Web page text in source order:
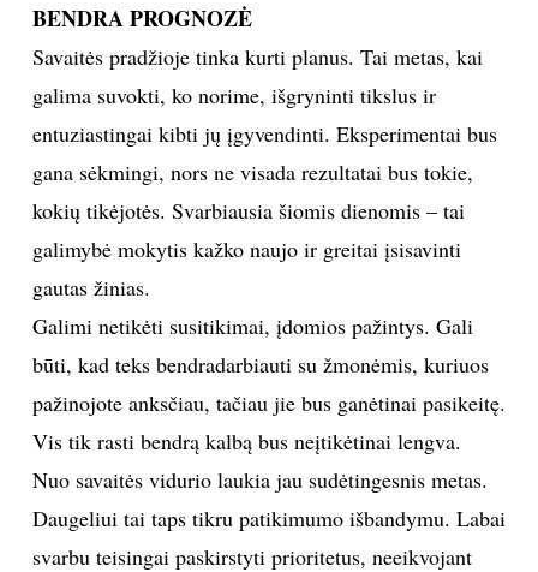
LAISVALAIKIS
KINAS
TEATRAS
SPORTAS
FOTOGRAFIJA
ORAI
BENDRA PROGNOZĖ
Savaitės pradžioje tinka kurti planus. Tai metas, kai
galima suvokti, ko norime, išgryninti tikslus ir
entuziastingai kibti jų įgyvendinti. Eksperimentai bus
gana sėkmingi, nors ne visada rezultatai bus tokie,
kokių tikėjotės. Svarbiausia šiomis dienomis – tai
galimybė mokytis kažko naujo ir greitai įsisavinti
gautas žinias.
Galimi netikėti susitikimai, įdomios pažintys. Gali
būti, kad teks bendradarbiauti su žmonėmis, kuriuos
pažinojote anksčiau, tačiau jie bus ganėtinai pasikeitę.
Vis tik rasti bendrą kalbą bus neįtikėtinai lengva.
Nuo savaitės vidurio laukia jau sudėtingesnis metas.
Daugeliui tai taps tikru patikimumo išbandymu. Labai
svarbu teisingai paskirstyti prioritetus, neeikvojant